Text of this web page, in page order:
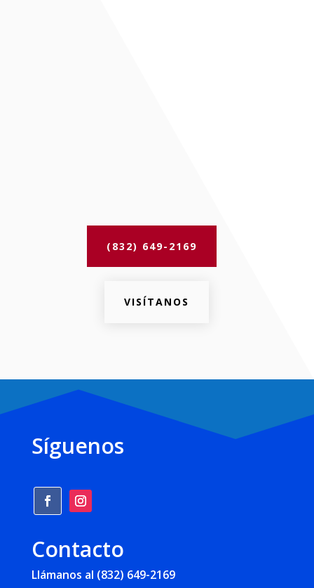
(832) 649-2169
VISÍTANOS
Síguenos
Contacto
Llámanos al (832) 649-2169